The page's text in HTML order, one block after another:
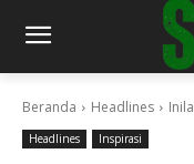
Beranda Headlines
Headlines Inspirasi